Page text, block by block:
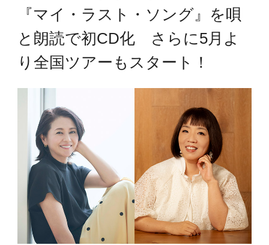
『マイ・ラスト・ソング』を唄
と朗読で初CD化 さらに5月よ
り全国ツアーもスタート！